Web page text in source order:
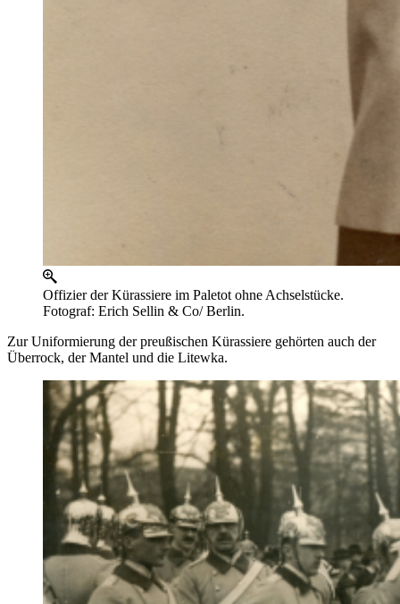
Offizier der Kürassiere im Paletot ohne Achselstücke.
Fotograf: Erich Sellin & Co/ Berlin.
Zur Uniformierung der preußischen Kürassiere gehörten auch der
Überrock, der Mantel und die Litewka.